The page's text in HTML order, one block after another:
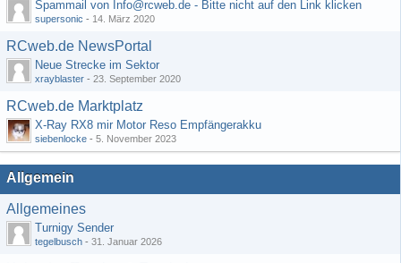
Spammail von Info@rcweb.de - Bitte nicht auf den Link klicken
supersonic - 14. März 2020
RCweb.de NewsPortal
Neue Strecke im Sektor
xrayblaster - 23. September 2020
RCweb.de Marktplatz
X-Ray RX8 mir Motor Reso Empfängerakku
siebenlocke - 5. November 2023
Allgemein
Allgemeines
Turnigy Sender
tegelbusch - 31. Januar 2026